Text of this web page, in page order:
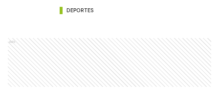
DEPORTES
Ads